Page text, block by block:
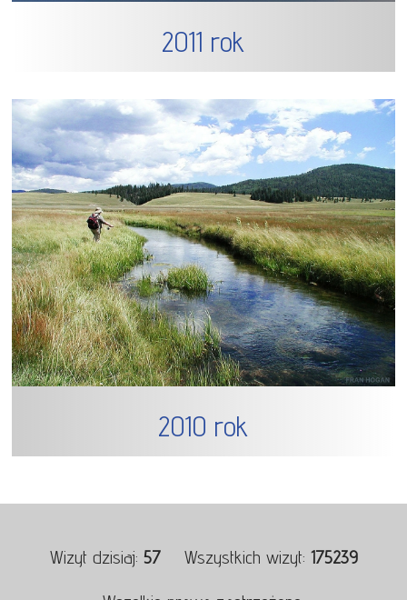
2011 rok
2010 rok
Wizyt dzisiaj: 57 Wszystkich wizyt: 175239